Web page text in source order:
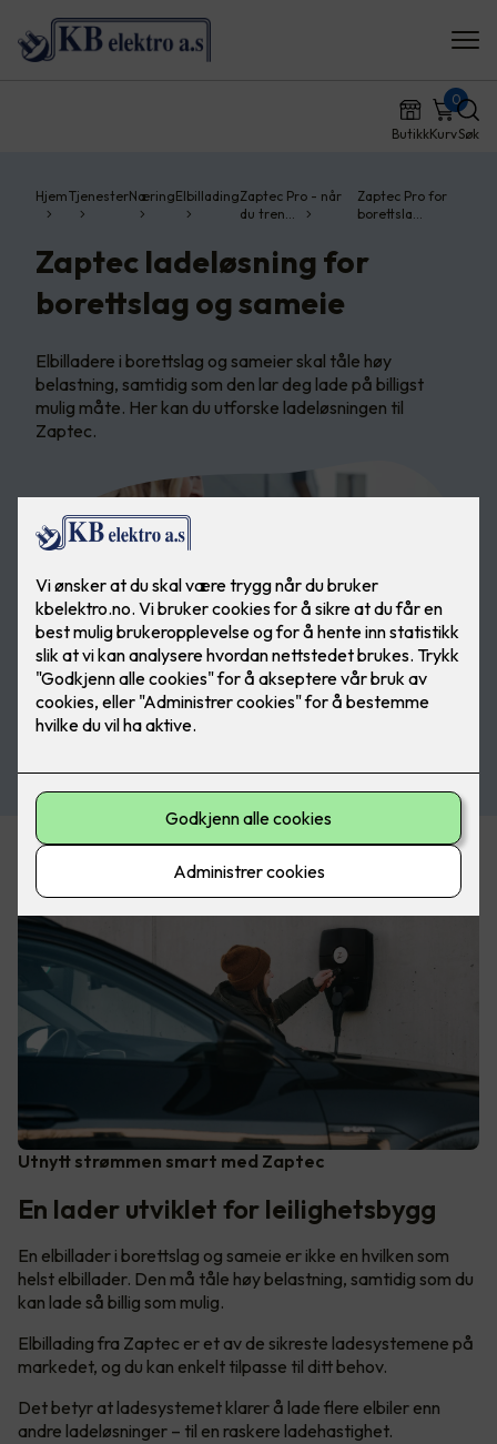
ButikkKurv
0
Søk
HjemTjenesterNæringElbilladingZaptec Pro - når
du tren…
Zaptec Pro for
borettsla…
Zaptec ladeløsning for
borettslag og sameie
Elbilladere i borettslag og sameier skal tåle høy
belastning, samtidig som den lar deg lade på billigst
mulig måte. Her kan du utforske ladeløsningen til
Zaptec.
Utnytt strømmen smart med Zaptec
En lader utviklet for leilighetsbygg
En elbillader i borettslag og sameie er ikke en hvilken som
helst elbillader. Den må tåle høy belastning, samtidig som du
kan lade så billig som mulig.
Elbillading fra Zaptec er et av de sikreste ladesystemene på
markedet, og du kan enkelt tilpasse til ditt behov.
Det betyr at ladesystemet klarer å lade flere elbiler enn
andre ladeløsninger – til en raskere ladehastighet.